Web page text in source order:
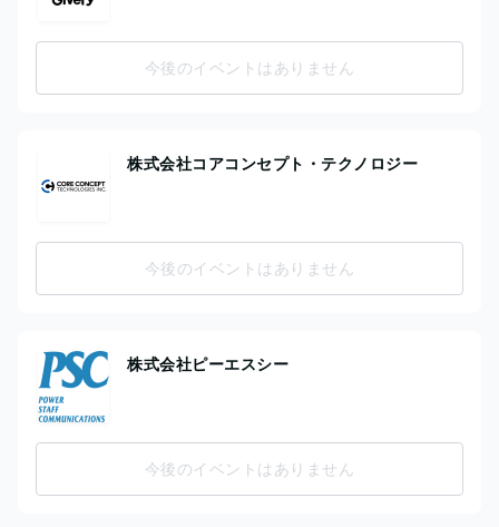
今後のイベントはありません
株式会社コアコンセプト・テクノロジー
今後のイベントはありません
株式会社ピーエスシー
今後のイベントはありません